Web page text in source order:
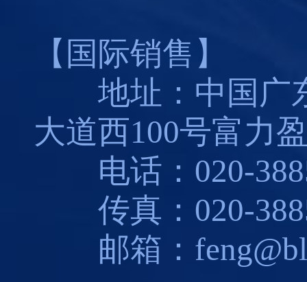
【国际销售】
地址：中国广
大道西100号富力
电话：020-
传真：020-
邮箱：